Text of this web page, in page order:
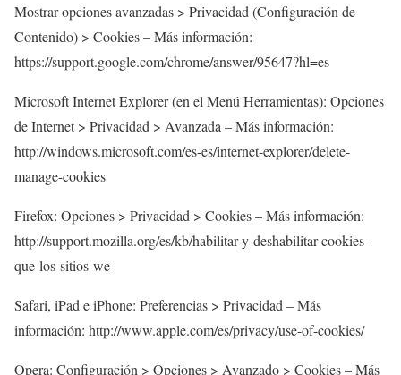
Mostrar opciones avanzadas > Privacidad (Configuración de
Contenido) > Cookies – Más información:
https://support.google.com/chrome/answer/95647?hl=es
Microsoft Internet Explorer (en el Menú Herramientas): Opciones
de Internet > Privacidad > Avanzada – Más información:
http://windows.microsoft.com/es-es/internet-explorer/delete-
manage-cookies
Firefox: Opciones > Privacidad > Cookies – Más información:
http://support.mozilla.org/es/kb/habilitar-y-deshabilitar-cookies-
que-los-sitios-we
Safari, iPad e iPhone: Preferencias > Privacidad – Más
información: http://www.apple.com/es/privacy/use-of-cookies/
Opera: Configuración > Opciones > Avanzado > Cookies – Más